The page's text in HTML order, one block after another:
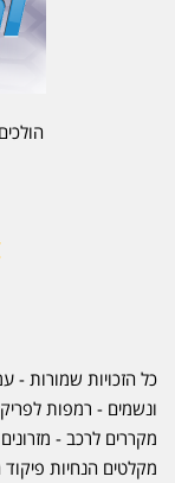
כל הזכויות שמורות -
ונשמים - רמפות
מקררים לרכב - מזרונים
מקלטים הנחיות